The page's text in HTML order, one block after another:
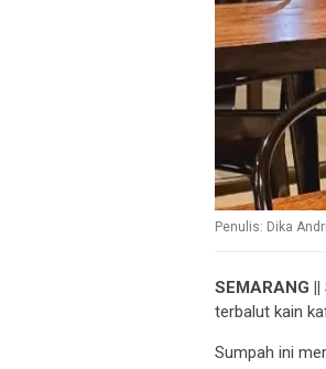
Penulis: Dika
SEMARANG ||
terbalut kain
Sumpah ini